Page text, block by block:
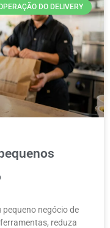
DO DELIVERY
pequeno negócio de
reduza